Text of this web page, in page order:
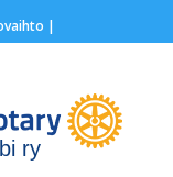
|
ry